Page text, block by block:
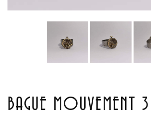
BAGUE MOUVEMENT 3